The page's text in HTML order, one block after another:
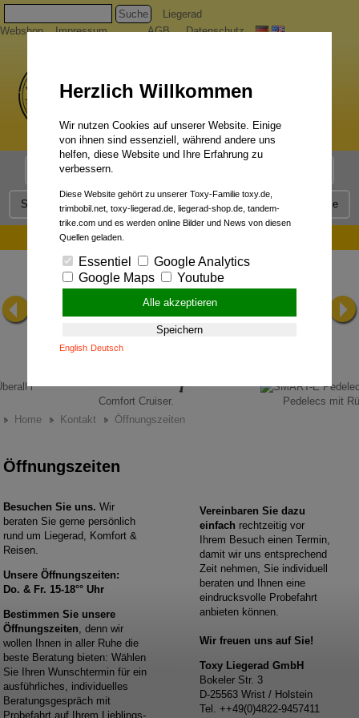
Suche
Liegerad
Webshop
Impressum AGB Datenschutz
Liegerad Modelle
Service Qualität Liegerad News Kontakt Presse
Comfort Cruiser.
Pedelecs mit
Home
Kontakt Öffnungszeiten
Öffnungszeiten
Besuchen Sie uns. Wir
beraten Sie gerne persönlich
rund um Liegerad, Komfort &
Reisen.
Unsere Öffnungszeiten:
Do. & Fr. 15-18°° Uhr
Bestimmen Sie unsere
Öffnungszeiten , denn wir
wollen Ihnen in aller Ruhe die
beste Beratung bieten: Wählen
Sie Ihren Wunschtermin für ein
ausführliches, individuelles
Beratungsgespräch mit
Probefahrt auf Ihrem Lieblings-
Vereinbaren Sie dazu
einfach rechtzeitig vor
Ihrem Besuch einen Termin,
damit wir uns entsprechend
Zeit nehmen, Sie individuell
beraten und Ihnen eine
eindrucksvolle Probefahrt
anbieten können.
Wir freuen uns auf Sie!
Toxy Liegerad GmbH
Bokeler Str. 3
D-25563 Wrist / Holstein
Tel. ++49(0)4822-9457411
Herzlich Willkommen
Wir nutzen Cookies auf unserer Website. Einige
von ihnen sind essenziell, während andere uns
helfen, diese Website und Ihre Erfahrung zu
verbessern.
Diese Website gehört zu unserer Toxy-Familie toxy.de,
trimbobil.net, toxy-liegerad.de, liegerad-shop.de, tandem-
trike.com und es werden online Bilder und News von diesen
Quellen geladen.
Essentiel
Google Analytics
Google Maps
Youtube
Alle akzeptieren
Speichern
English Deutsch